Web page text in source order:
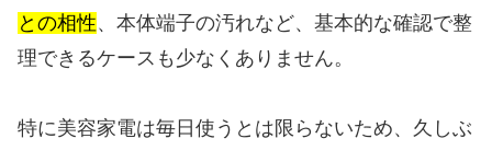
との相性、本体端子の汚れなど、基本的な確認で整
理できるケースも少なくありません。
特に美容家電は毎日使うとは限らないため、久しぶ